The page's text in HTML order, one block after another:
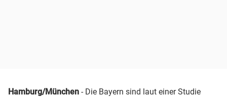
Hamburg/München - Die Bayern sind laut einer Studie